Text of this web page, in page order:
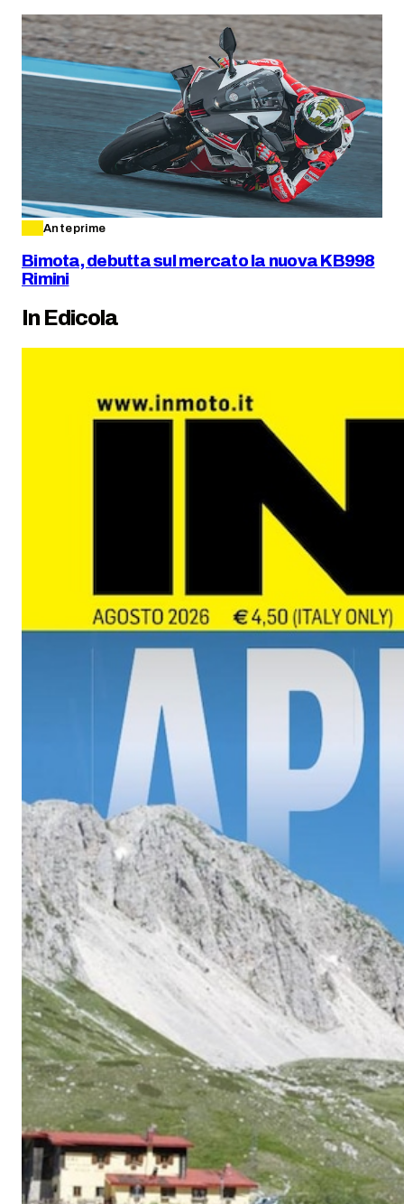
Anteprime
Bimota, debutta sul mercato la nuova KB998
Rimini
In Edicola